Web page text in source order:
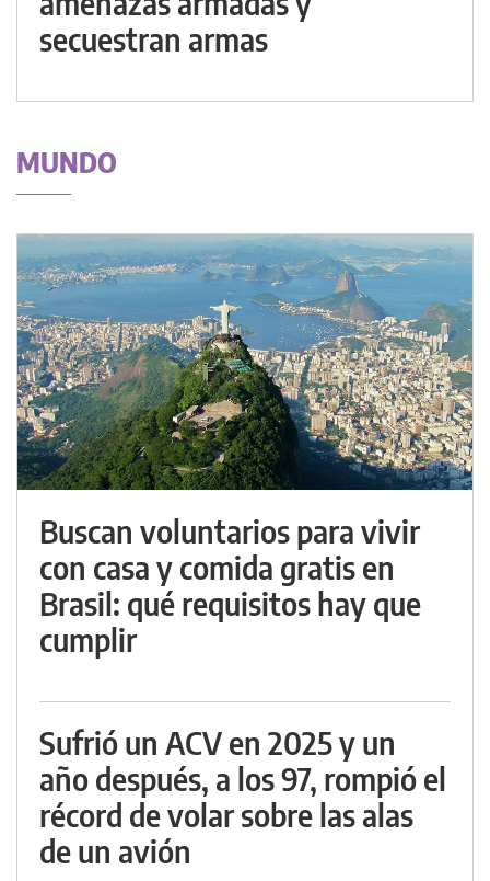
secuestran armas
MUNDO
Buscan voluntarios para vivir
con casa y comida gratis en
Brasil: qué requisitos hay que
cumplir
Sufrió un ACV en 2025 y un
año después, a los 97, rompió el
récord de volar sobre las alas
de un avión